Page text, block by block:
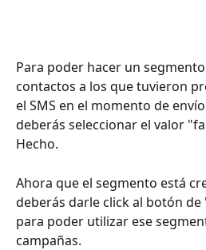
Para poder hacer un
contactos a los que tuvieron
el SMS en el momento de
deberás seleccionar el valor
Hecho.
Ahora que el segmento está
deberás darle click al botón
para poder utilizar ese
campañas.